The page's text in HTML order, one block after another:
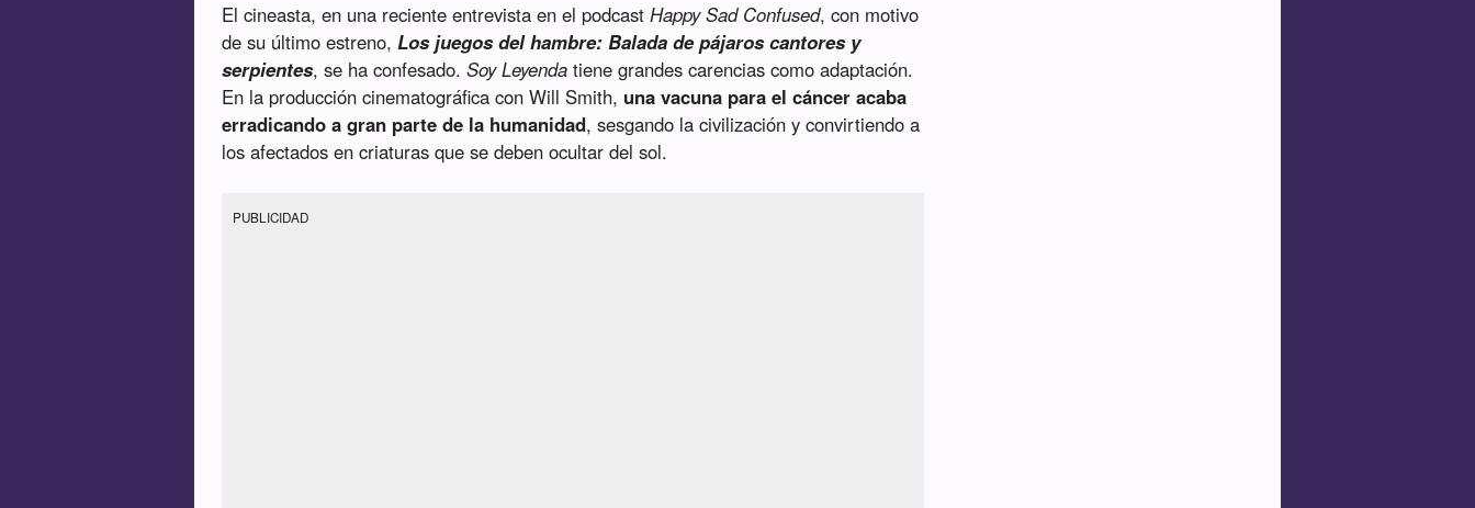
El cineasta, en una reciente entrevista en el podcastHappy Sad Confused, con motivo
de su último estreno,Los juegos del hambre: Balada de pájaros cantores y
serpientes, se ha confesado.Soy Leyenda tiene grandes carencias como adaptación.
En la producción cinematográfica con Will Smith, una vacuna para el cáncer acaba
erradicando a gran parte de la humanidad, sesgando la civilización y convirtiendo a
los afectados en criaturas que se deben ocultar del sol.
PUBLICIDAD